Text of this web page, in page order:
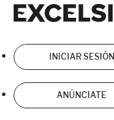
INICIAR SESIÓN
ANÚNCIATE